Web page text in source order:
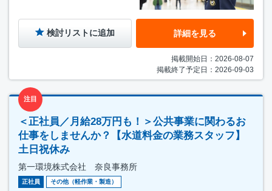
検討リストに追加 詳細を見る
掲載開始日：2026-08-07
掲載終了予定日：2026-09-03
注目
＜正社員／月給28万円も！＞公共事業に関わるお
仕事をしませんか？【水道料金の業務スタッフ】
土日祝休み
第一環境株式会社 奈良事務所
正社員 その他（軽作業・製造）